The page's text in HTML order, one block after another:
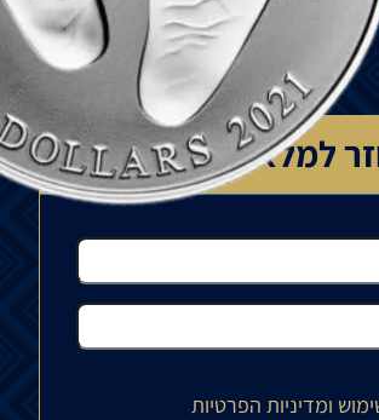
למלאי
ומדיניות הפרטיות